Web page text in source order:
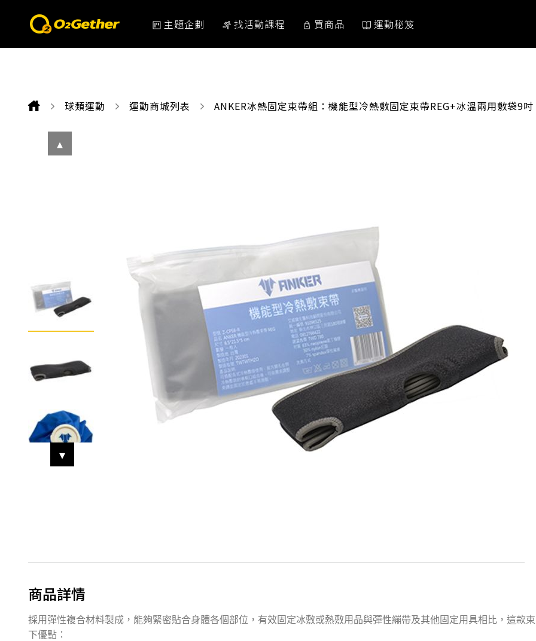
主題企劃 找活動課程 買商品 運動秘笈
球類運動 運動商城列表 CURRENT:
ANKER冰熱固定束帶組：機能型冷熱敷固定束帶REG+冰溫兩用敷袋9吋
商品詳情
採用彈性複合材料製成，能夠緊密貼合身體各個部位，有效固定冰敷或熱敷用品與彈性繃帶及其他固定用具相比，這款
下優點：